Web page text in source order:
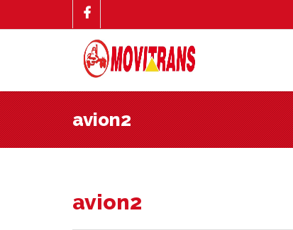
avion2
avion2